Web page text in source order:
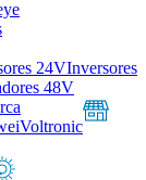
24VInversores
48V
Voltronic